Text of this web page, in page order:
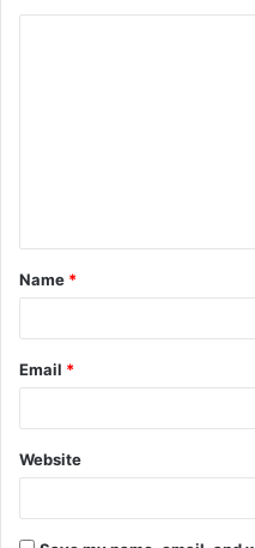
Name *
Email *
Website